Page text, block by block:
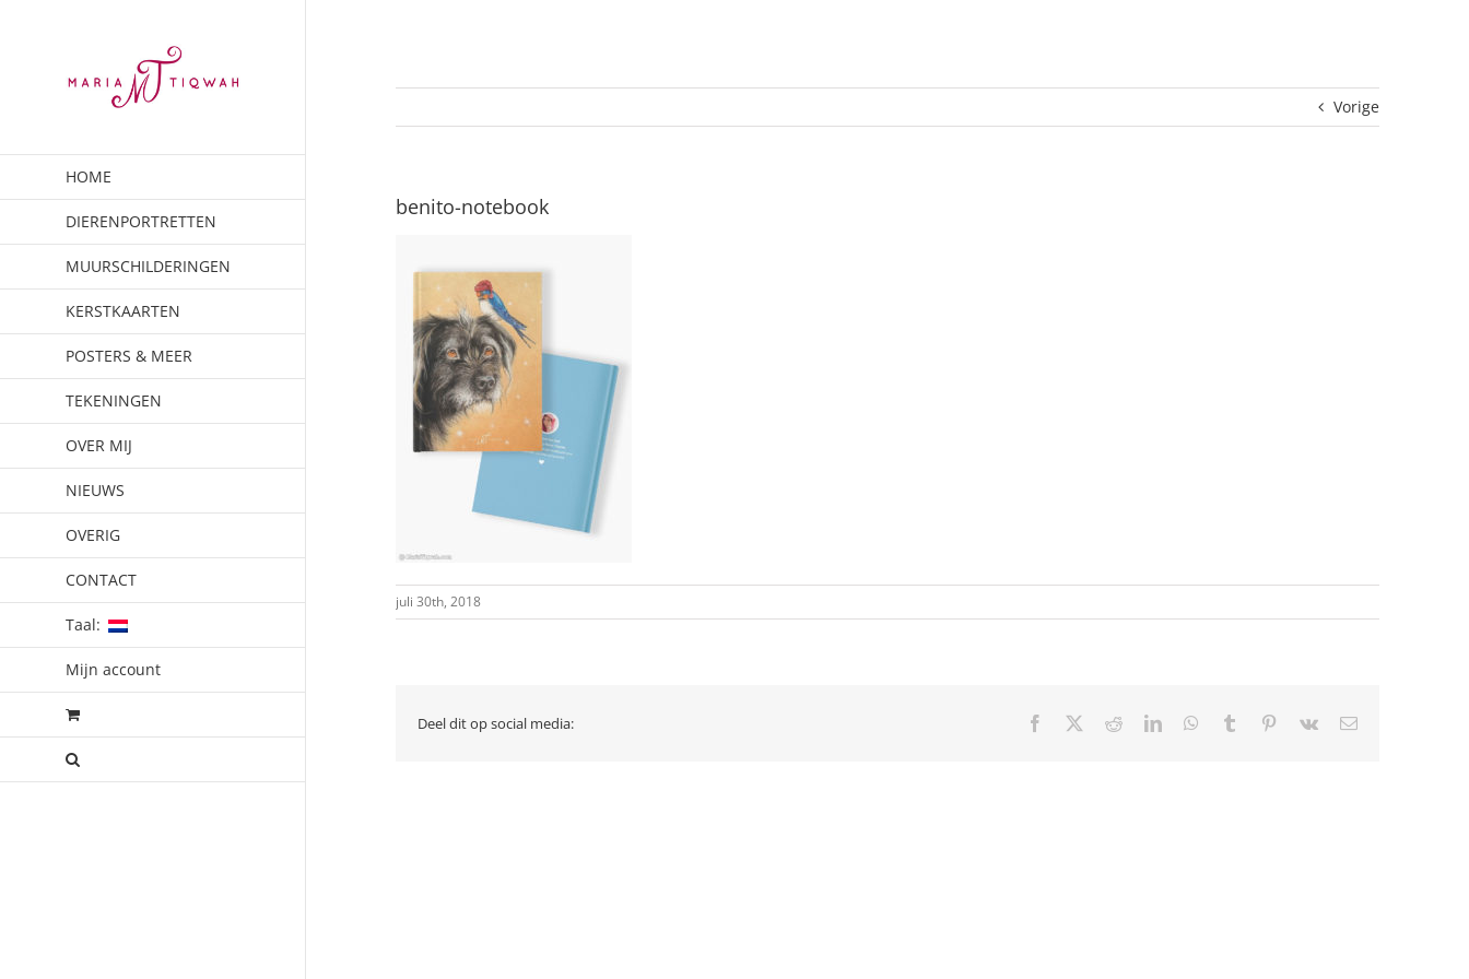
HOME
DIERENPORTRETTEN
MUURSCHILDERINGEN
KERSTKAARTEN
POSTERS & MEER
TEKENINGEN
OVER MIJ
NIEUWS
OVERIG
CONTACT
Taal:
Mijn account
Vorige
benito-notebook
juli 30th, 2018
Deel dit op social media: Facebook RedditLinkedInWhatsApp
Tumblr Pinterest
Vk
E-